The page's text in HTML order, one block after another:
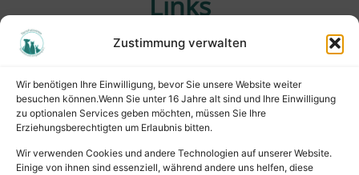
Zustimmung verwalten
Wir benötigen Ihre Einwilligung, bevor Sie unsere Website weiter
besuchen können.Wenn Sie unter 16 Jahre alt sind und Ihre Einwilligung
zu optionalen Services geben möchten, müssen Sie Ihre
Erziehungsberechtigten um Erlaubnis bitten.
Wir verwenden Cookies und andere Technologien auf unserer Website.
Einige von ihnen sind essenziell, während andere uns helfen, diese
Wichtiges
Tiervermittlung
Tierpension
Rechtliches